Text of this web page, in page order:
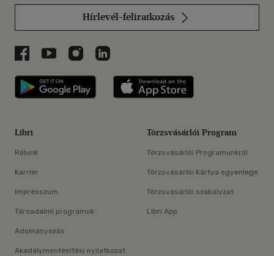
Hírlevél-feliratkozás
Libri a Facebookon
Libri a Youtube-on
Libri az Instagramon
Libri a LinkedInen
Libri applikáció Szerezd meg: Google
Libri
Rólunk
Karrier
Impresszum
Társadalmi programok
Adományozás
Akadálymentesítési nyilatkozat
Törzsvásárlói Program
Törzsvásárlói Programunkról
Törzsvásárlói Kártya egyenlege
Törzsvásárlói szabályzat
Libri App